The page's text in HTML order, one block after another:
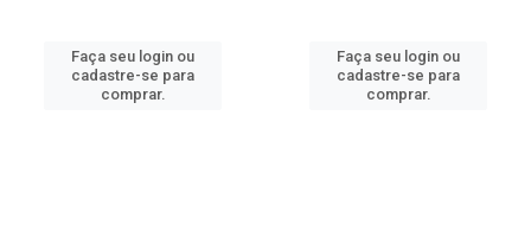
Faça seu login ou
cadastre-se para
comprar.
Faça seu login ou
cadastre-se para
comprar.